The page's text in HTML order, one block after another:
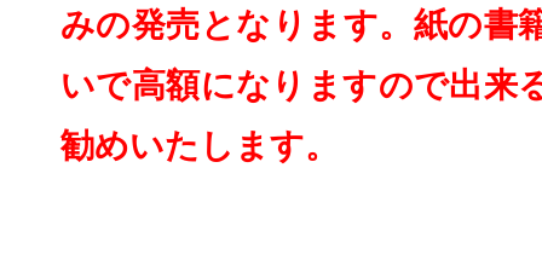
みの発売となります。紙の書
いで高額になりますので出来
勧めいたします。